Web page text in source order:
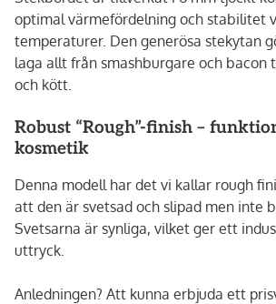
optimal värmefördelning och stabilitet
temperaturer. Den generösa stekytan
laga allt från smashburgare och bacon
och kött.
Robust “Rough”-finish –
kosmetik
Denna modell har det vi kallar rough
att den är svetsad och slipad men inte
Svetsarna är synliga, vilket ger ett
uttryck.
Anledningen? Att kunna erbjuda ett